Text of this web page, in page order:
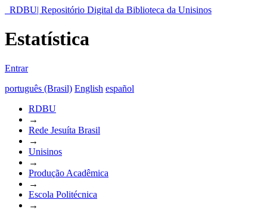
RDBU| Repositório Digital da Biblioteca da Unisinos
Estatística
Entrar
português (Brasil) English español
RDBU
→
Rede Jesuíta Brasil
→
Unisinos
→
Produção Acadêmica
→
Escola Politécnica
→